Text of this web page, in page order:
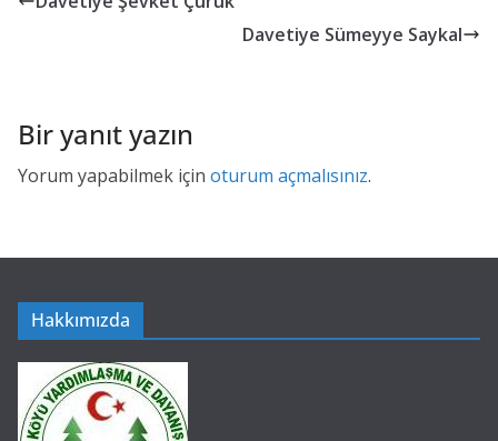
Davetiye Sümeyye Saykal
Bir yanıt yazın
Yorum yapabilmek için oturum açmalısınız.
Hakkımızda